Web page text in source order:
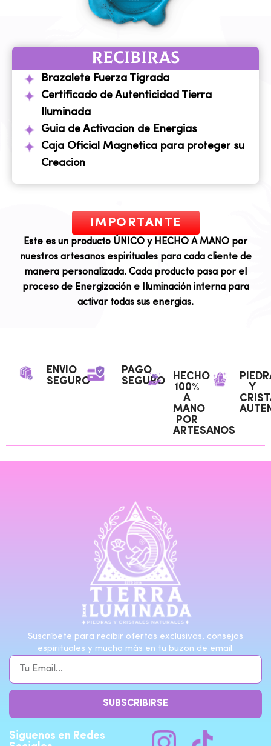
RECIBIRAS
Brazalete Fuerza Tigrada
Certificado de Autenticidad Tierra
Iluminada
Guia de Activacion de Energias
Caja Oficial Magnetica para proteger su
Creacion
IMPORTANTE
Este es un producto ÚNICO y HECHO A MANO por
nuestros artesanos espirituales para cada cliente de
manera personalizada. Cada producto pasa por el
proceso de Energización e Iluminación interna para
activar todas sus energias.
ENVIO
SEGURO
PAGO
SEGURO
HECHO
100%
A
MANO
POR
ARTESANOS
Y
Suscríbete para recibir ofertas exclusivas, consejos
espirituales y mucho más en tu buzon de email.
SUBSCRIBIRSE
Siguenos en Redes